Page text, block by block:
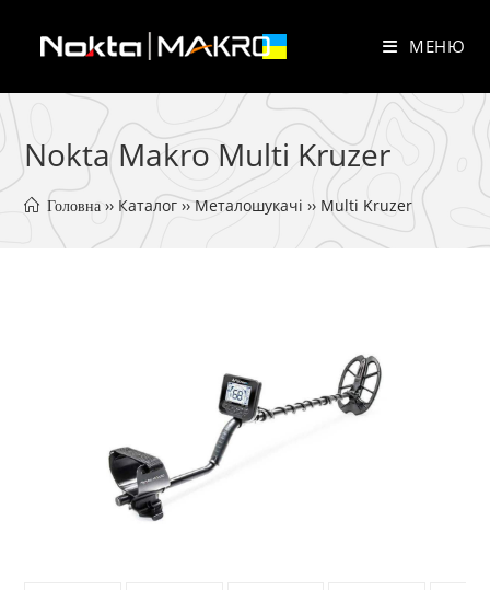
вмісту
МЕНЮ
Nokta Makro Multi Kruzer
Головна ›› Каталог ›› Металошукачі ›› Multi Kruzer